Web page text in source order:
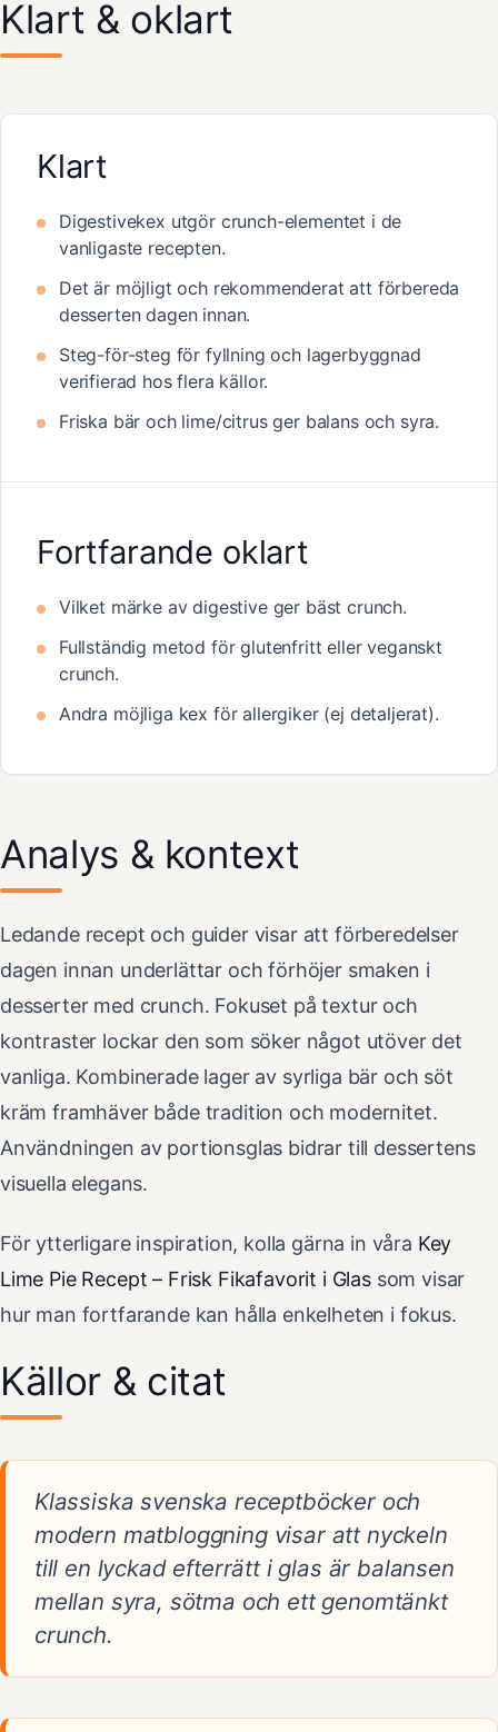
Klart & oklart
Klart
Digestivekex utgör crunch-elementet i de
vanligaste recepten.
Det är möjligt och rekommenderat att förbereda
desserten dagen innan.
Steg-för-steg för fyllning och lagerbyggnad
verifierad hos flera källor.
Friska bär och lime/citrus ger balans och syra.
Fortfarande oklart
Vilket märke av digestive ger bäst crunch.
Fullständig metod för glutenfritt eller veganskt
crunch.
Andra möjliga kex för allergiker (ej detaljerat).
Analys & kontext
Ledande recept och guider visar att förberedelser
dagen innan underlättar och förhöjer smaken i
desserter med crunch. Fokuset på textur och
kontraster lockar den som söker något utöver det
vanliga. Kombinerade lager av syrliga bär och söt
kräm framhäver både tradition och modernitet.
Användningen av portionsglas bidrar till dessertens
visuella elegans.
För ytterligare inspiration, kolla gärna in våra Key
Lime Pie Recept – Frisk Fikafavorit i Glassom visar
hur man fortfarande kan hålla enkelheten i fokus.
Källor & citat
Klassiska svenska receptböcker och
modern matbloggning visar att nyckeln
till en lyckad efterrätt i glas är balansen
mellan syra, sötma och ett genomtänkt
crunch.